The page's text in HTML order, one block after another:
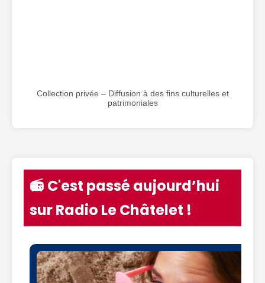
Collection privée – Diffusion à des fins culturelles et
patrimoniales
📻 C'est passé aujourd’hui
sur Radio Le Châtelet !